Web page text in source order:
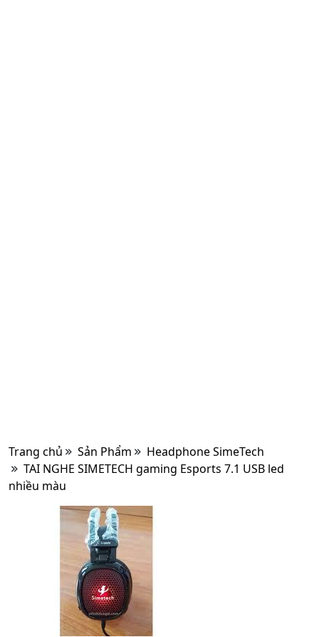
Trang chủ Sản Phẩm
Headphone SimeTech
TAI NGHE SIMETECH gaming Esports 7.1 USB led
nhiều màu